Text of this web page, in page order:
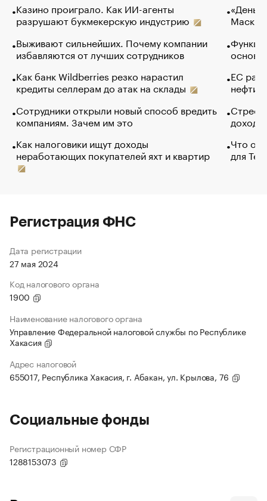
Казино проиграло. Как ИИ-агенты
разрушают букмекерскую индустрию
Выживают сильнейших. Почему компании
избавляются от лучших сотрудников
Как банк Wildberries резко нарастил
кредиты селлерам до атак на склады
Сотрудники открыли новый способ вредить
компаниям. Зачем им это
Как налоговики ищут доходы
неработающих покупателей яхт и квартир
Маск в
основ
ЕС
нефти
Что
для
Регистрация ФНС
Дата регистрации
27 мая 2024
Код налогового органа
1900
Наименование налогового органа
Управление Федеральной налоговой службы по Республике
Хакасия
Адрес налоговой
655017, Республика Хакасия, г. Абакан, ул. Крылова, 76
Социальные фонды
Регистрационный номер СФР
1288153073